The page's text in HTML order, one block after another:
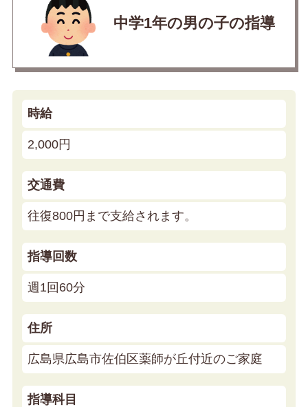
中学1年の男の子の指導
時給
2,000円
交通費
往復800円まで支給されます。
指導回数
週1回60分
住所
広島県広島市佐伯区薬師が丘付近のご家庭
指導科目